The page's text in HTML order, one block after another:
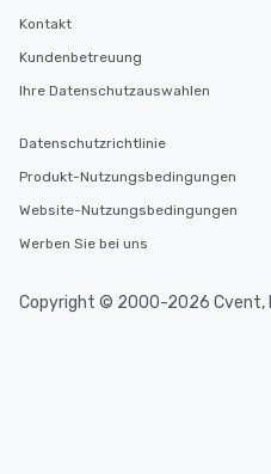
Kontakt
Kundenbetreuung
Ihre Datenschutzauswahlen
Datenschutzrichtlinie
Produkt-Nutzungsbedingungen
Website-Nutzungsbedingungen
Werben Sie bei uns
Copyright © 2000-2026 Cvent,